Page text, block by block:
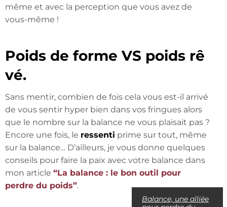
même et avec la perception que vous avez de
vous-même !
Poids de forme VS poids rê
vé.
Sans mentir, combien de fois cela vous est-il arrivé
de vous sentir hyper bien dans vos fringues alors
que le nombre sur la balance ne vous plaisait pas ?
Encore une fois, le ressenti prime sur tout, même
sur la balance… D’ailleurs, je vous donne quelques
conseils pour faire la paix avec votre balance dans
mon article “La balance : le bon outil pour
perdre du poids”.
Balance, une alliée